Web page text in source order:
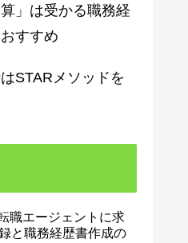
」は受かる職務経
すすめ
STARメソッドを
職エージェントに求
と職務経歴書作成の